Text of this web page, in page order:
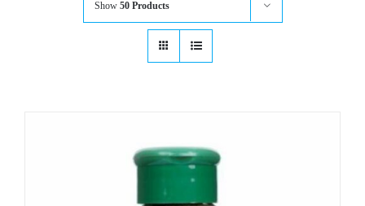
Show 50 Products